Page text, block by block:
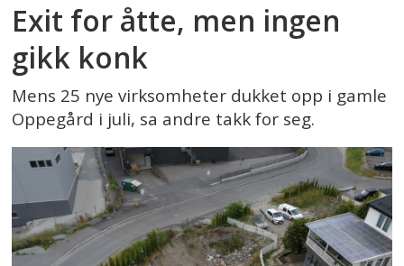
Exit for åtte, men ingen
gikk konk
Mens 25 nye virksomheter dukket opp i gamle
Oppegård i juli, sa andre takk for seg.